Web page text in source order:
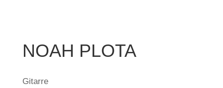
NOAH PLOTA
Gitarre